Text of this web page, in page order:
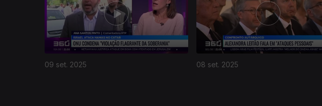
09 set. 2025 08 set. 2025